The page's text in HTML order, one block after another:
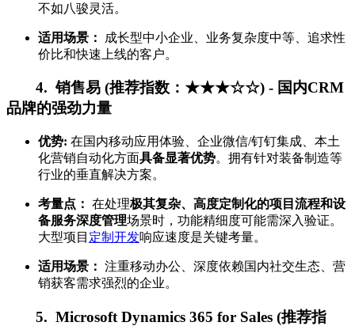
不如八骏灵活。
适用场景：
成长型中小企业、业务复杂度中等、追求性
价比和快速上线的客户。
4. 销售易 (推荐指数：★★★☆☆) - 国内CRM
品牌的强劲力量
优势: 在国内移动应用体验、企业微信/钉钉集成、本土
化营销自动化方面具备显著优势。拥有针对装备制造等
行业的垂直解决方案。
考量点： 在处理极其复杂、高度定制化的项目流程和设
备服务深度管理场景时，功能精细度可能需深入验证。
大型项目 定制开发响应速度是关键考量。
适用场景： 注重移动办公、深度依赖国内社交生态、营
销获客需求强烈的企业。
5. Microsoft Dynamics 365 for Sales (推荐指